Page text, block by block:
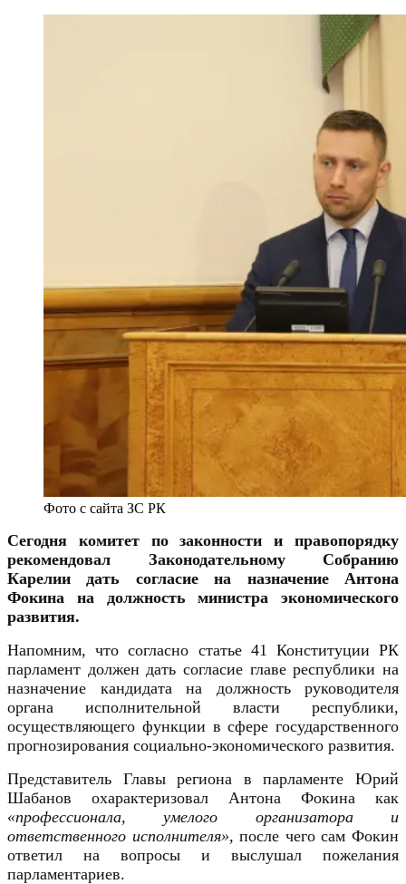
Фото с сайта ЗС РК
Сегодня комитет по законности и правопорядку
рекомендовал Законодательному Собранию
Карелии дать согласие на назначение Антона
Фокина на должность министра экономического
развития.
Напомним, что согласно статье 41 Конституции РК
парламент должен дать согласие главе республики на
назначение кандидата на должность руководителя
органа исполнительной власти республики,
осуществляющего функции в сфере государственного
прогнозирования социально-экономического развития.
Представитель Главы региона в парламенте Юрий
Шабанов охарактеризовал Антона Фокина как
«профессионала, умелого организатора и
ответственного исполнителя», после чего сам Фокин
ответил на вопросы и выслушал пожелания
парламентариев.